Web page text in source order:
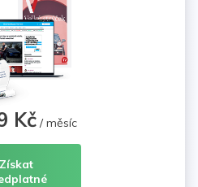
Kč/ měsíc
Získat